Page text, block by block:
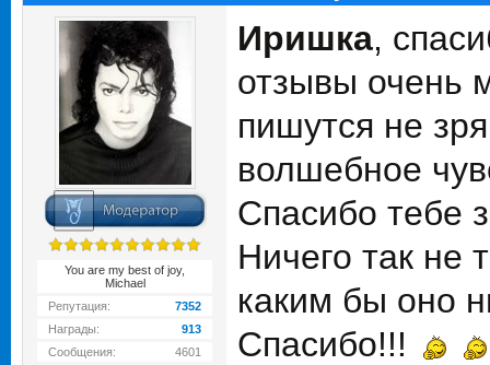
You are my best of joy,
Michael
Репутация:
7352
Награды:
913
Сообщения:
4601
Иришка,
отзывы очень
пишутся не
волшебное
Спасибо тебе
Ничего так не
каким бы оно
Спасибо!!!